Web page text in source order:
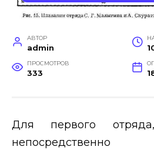
АВТОР
admin
ПРОСМОТРОВ
333
Для первого
непосредственно